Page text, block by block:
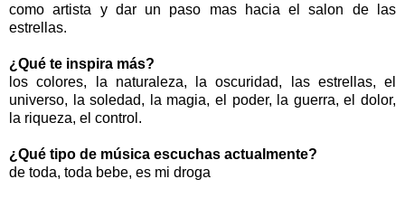
como artista y dar un paso mas hacia el salon de las
estrellas.
¿Qué te inspira más?
los colores, la naturaleza, la oscuridad, las estrellas, el
universo, la soledad, la magia, el poder, la guerra, el dolor,
la riqueza, el control.
¿Qué tipo de música escuchas actualmente?
de toda, toda bebe, es mi droga